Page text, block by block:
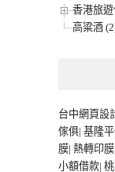
香港旅
高粱酒
台中網頁設
傢俱| 基隆
膜| 熱轉印膜
小額借款|